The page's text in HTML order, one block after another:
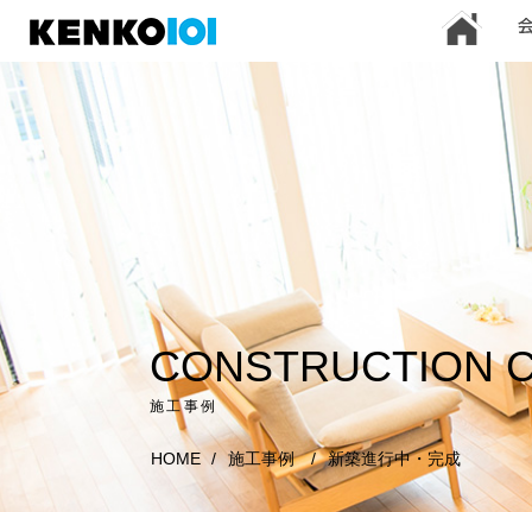
CONSTRUCTION
施工事例
HOME / 施工事例 / 新築進行中・完成